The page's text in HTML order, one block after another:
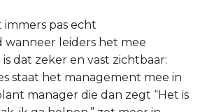
pas echt
wanneer leiders het mee
dat zeker en vast zichtbaar:
staat het management mee in
manager die dan zegt “Het is